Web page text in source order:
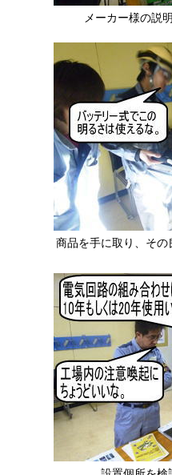
メーカー様の説
商品を手に取り、その